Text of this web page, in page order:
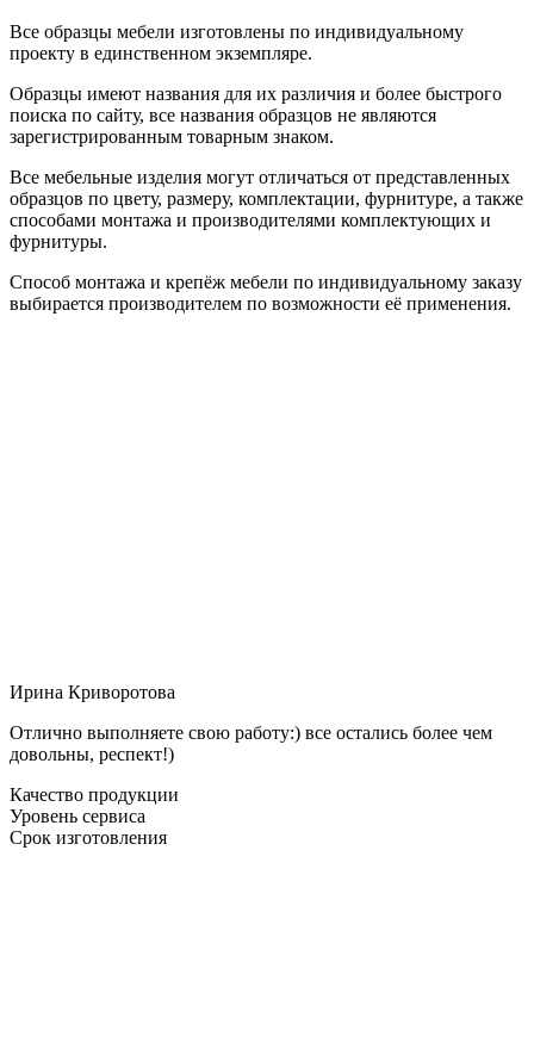
Все образцы мебели изготовлены по индивидуальному
проекту в единственном экземпляре.
Образцы имеют названия для их различия и более быстрого
поиска по сайту, все названия образцов не являются
зарегистрированным товарным знаком.
Все мебельные изделия могут отличаться от представленных
образцов по цвету, размеру, комплектации, фурнитуре, а также
способами монтажа и производителями комплектующих и
фурнитуры.
Способ монтажа и крепёж мебели по индивидуальному заказу
выбирается производителем по возможности её применения.
Ирина Криворотова
Отлично выполняете свою работу:) все остались более чем
довольны, респект!)
Качество продукции
Уровень сервиса
Срок изготовления